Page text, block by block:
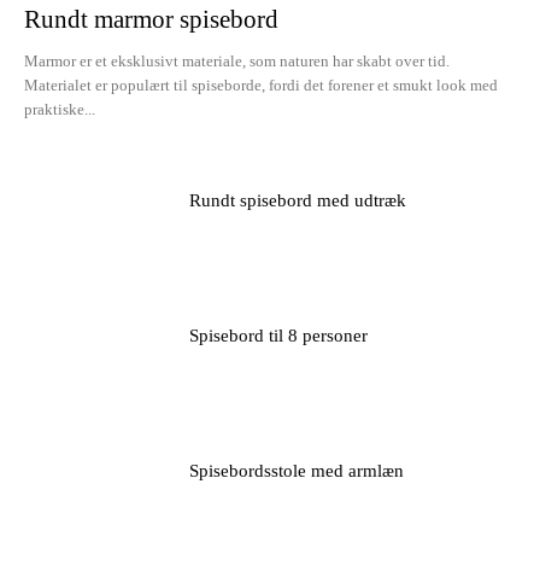
Rundt marmor spisebord
Marmor er et eksklusivt materiale, som naturen har skabt over tid.
Materialet er populært til spiseborde, fordi det forener et smukt look med
praktiske...
Rundt spisebord med udtræk
Spisebord til 8 personer
Spisebordsstole med armlæn